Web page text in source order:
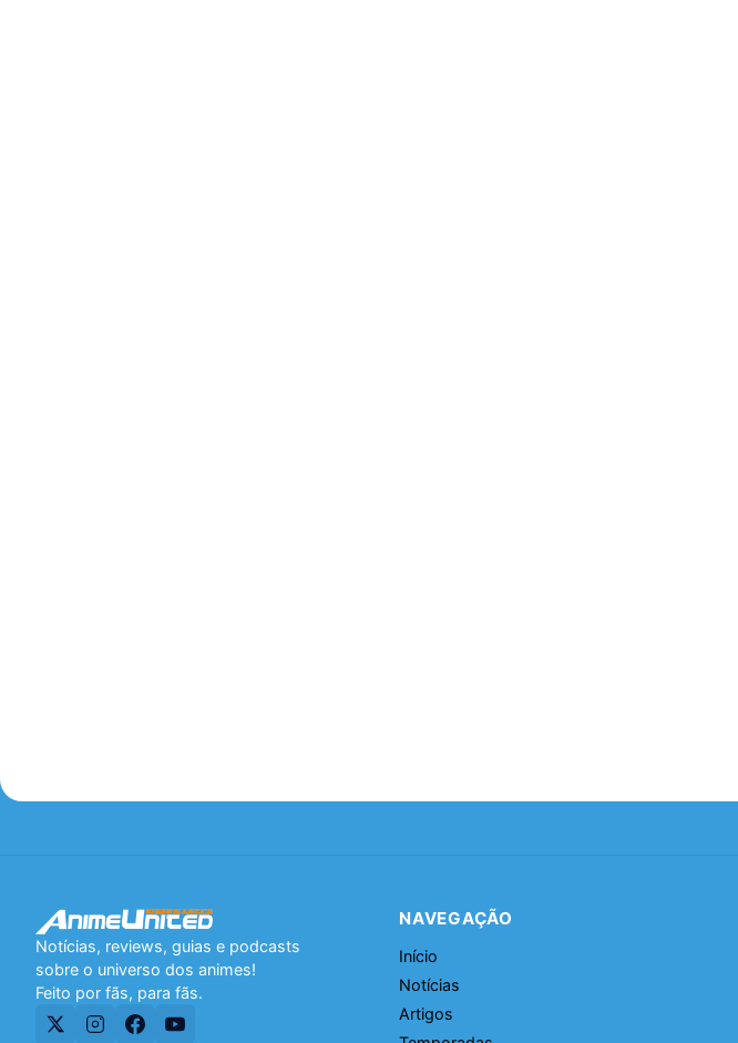
Notícias, reviews, guias e podcasts
sobre o universo dos animes!
Feito por fãs, para fãs.
NAVEGAÇÃO
Início
Notícias
Artigos